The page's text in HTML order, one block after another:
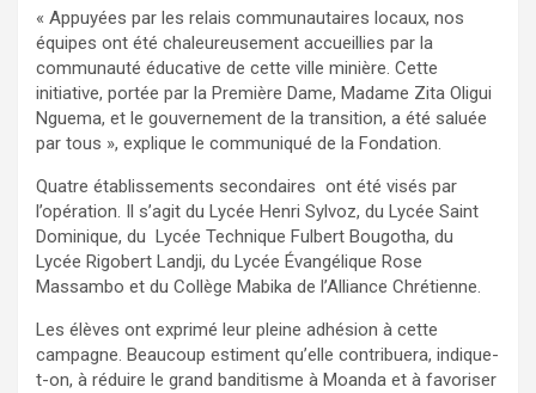
« Appuyées par les relais communautaires locaux, nos
équipes ont été chaleureusement accueillies par la
communauté éducative de cette ville minière. Cette
initiative, portée par la Première Dame, Madame Zita Oligui
Nguema, et le gouvernement de la transition, a été saluée
par tous », explique le communiqué de la Fondation.
Quatre établissements secondaires ont été visés par
l’opération. Il s’agit du Lycée Henri Sylvoz, du Lycée Saint
Dominique, du Lycée Technique Fulbert Bougotha, du
Lycée Rigobert Landji, du Lycée Évangélique Rose
Massambo et du Collège Mabika de l’Alliance Chrétienne.
Les élèves ont exprimé leur pleine adhésion à cette
campagne. Beaucoup estiment qu’elle contribuera, indique-
t-on, à réduire le grand banditisme à Moanda et à favoriser